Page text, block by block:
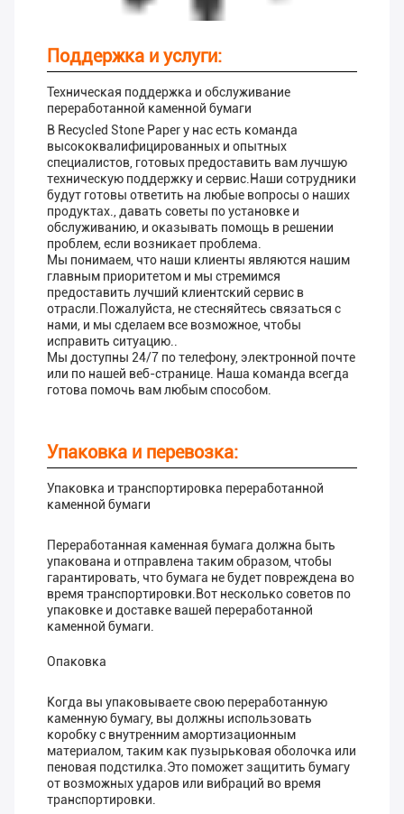
Поддержка и услуги:
Техническая поддержка и обслуживание
переработанной каменной бумаги
В Recycled Stone Paper у нас есть команда
высококвалифицированных и опытных
специалистов, готовых предоставить вам лучшую
техническую поддержку и сервис.Наши сотрудники
будут готовы ответить на любые вопросы о наших
продуктах., давать советы по установке и
обслуживанию, и оказывать помощь в решении
проблем, если возникает проблема.
Мы понимаем, что наши клиенты являются нашим
главным приоритетом и мы стремимся
предоставить лучший клиентский сервис в
отрасли.Пожалуйста, не стесняйтесь связаться с
нами, и мы сделаем все возможное, чтобы
исправить ситуацию..
Мы доступны 24/7 по телефону, электронной почте
или по нашей веб-странице. Наша команда всегда
готова помочь вам любым способом.
Упаковка и перевозка:
Упаковка и транспортировка переработанной
каменной бумаги
Переработанная каменная бумага должна быть
упакована и отправлена таким образом, чтобы
гарантировать, что бумага не будет повреждена во
время транспортировки.Вот несколько советов по
упаковке и доставке вашей переработанной
каменной бумаги.
Опаковка
Когда вы упаковываете свою переработанную
каменную бумагу, вы должны использовать
коробку с внутренним амортизационным
материалом, таким как пузырьковая оболочка или
пеновая подстилка.Это поможет защитить бумагу
от возможных ударов или вибраций во время
транспортировки.